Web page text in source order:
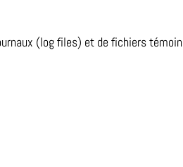
(log files) et de fichiers